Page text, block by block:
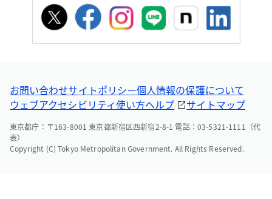
お問い合わせサイトポリシー個人情報の保護について
ウェブアクセシビリティ使い方ヘルプ サイトマップ
東京都庁：〒163-8001 東京都新宿区西新宿2-8-1 電話：03-5321-1111（代
表）
Copyright (C) Tokyo Metropolitan Government. All Rights Reserved.